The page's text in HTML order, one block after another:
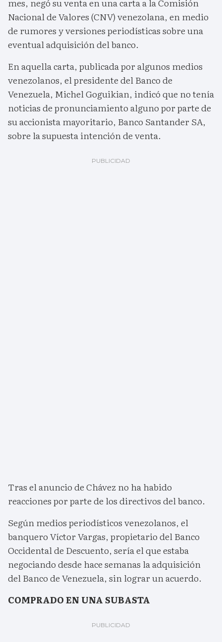
mes, negó su venta en una carta a la Comisión
Nacional de Valores (CNV) venezolana, en medio
de rumores y versiones periodísticas sobre una
eventual adquisición del banco.
En aquella carta, publicada por algunos medios
venezolanos, el presidente del Banco de
Venezuela, Michel Goguikian, indicó que no tenía
noticias de pronunciamiento alguno por parte de
su accionista mayoritario, Banco Santander SA,
sobre la supuesta intención de venta.
Tras el anuncio de Chávez no ha habido
reacciones por parte de los directivos del banco.
Según medios periodísticos venezolanos, el
banquero Víctor Vargas, propietario del Banco
Occidental de Descuento, sería el que estaba
negociando desde hace semanas la adquisición
del Banco de Venezuela, sin lograr un acuerdo.
COMPRADO EN UNA SUBASTA